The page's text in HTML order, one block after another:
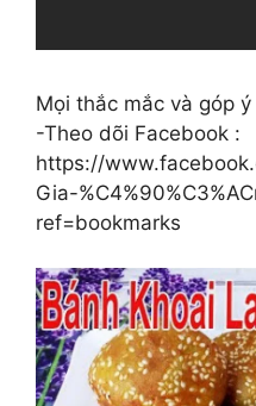
Mọi thắc mắc và góp
-Theo dõi Facebook :
https://
Gia-
ref=bookmarks